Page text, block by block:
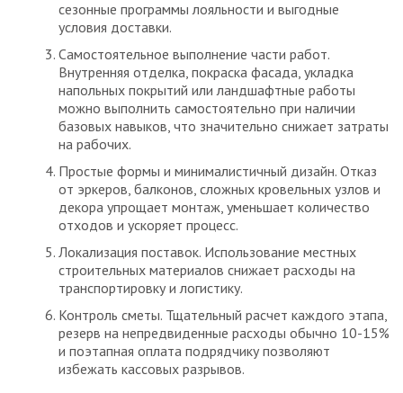
сезонные программы лояльности и выгодные
условия доставки.
Самостоятельное выполнение части работ.
Внутренняя отделка, покраска фасада, укладка
напольных покрытий или ландшафтные работы
можно выполнить самостоятельно при наличии
базовых навыков, что значительно снижает затраты
на рабочих.
Простые формы и минималистичный дизайн. Отказ
от эркеров, балконов, сложных кровельных узлов и
декора упрощает монтаж, уменьшает количество
отходов и ускоряет процесс.
Локализация поставок. Использование местных
строительных материалов снижает расходы на
транспортировку и логистику.
Контроль сметы. Тщательный расчет каждого этапа,
резерв на непредвиденные расходы обычно 10-15%
и поэтапная оплата подрядчику позволяют
избежать кассовых разрывов.